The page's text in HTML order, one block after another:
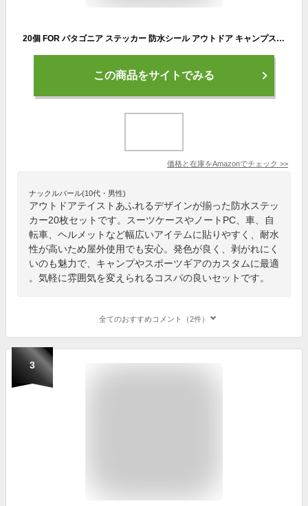
20個 FOR パタゴニア ステッカー 防水シール アウトドア キャンプスポーツタイドブランドステッカー スーツケース パソコンステッカー 車 自転車 ギター バイク ヘルメットシール スケートボード 防水 漫画 キャラクター グッズ（20枚））
この商品をサイトでみる
価格と在庫をAmazonでチェック >>
ナックルバール(10代・男性)
アウトドアテイストあふれるデザインが揃った防水ステッ
カー20枚セットです。スーツケースやノートPC、車、自
転車、ヘルメットなど幅広いアイテムに貼りやすく、耐水
性が高いため屋外使用でも安心。発色が良く、剥がれにく
いのも魅力で、キャンプやスポーツギアのカスタムに最適
。気軽に雰囲気を変えられるコスパの良いセットです。
全てのおすすめコメント（2件）
3